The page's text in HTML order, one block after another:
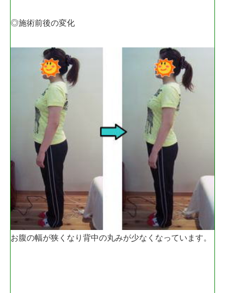
◎施術前後の変化
お腹の幅が狭くなり背中の丸みが少なくなっています。